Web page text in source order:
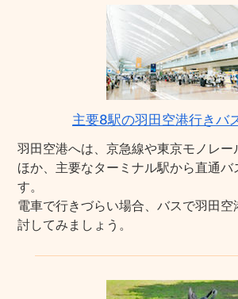
主要8駅の羽田空港行きバ
羽田空港へは、京急線や東京モノレ
ほか、主要なターミナル駅から直通バ
す。
電車で行きづらい場合、バスで羽田空
討してみましょう。